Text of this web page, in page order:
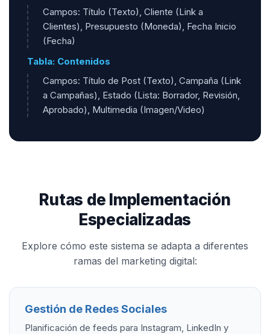
Campos: Título (Texto), Cliente (Link a
Clientes), Presupuesto (Moneda), Fecha Inicio
(Fecha)
Tabla: Contenidos
Campos: Título de Post (Texto), Campaña (Link
a Campañas), Estado (Lista: Borrador, Revisión,
Aprobado), Multimedia (Imagen/Video)
Rutas de Implementación
Especializadas
Explore cómo este sistema se adapta a diferentes
ramas del marketing digital:
Gestión de Redes Sociales
Planificación de feeds para Instagram, LinkedIn y